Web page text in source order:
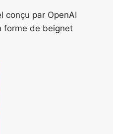
conçu par OpenAI
forme de beignet